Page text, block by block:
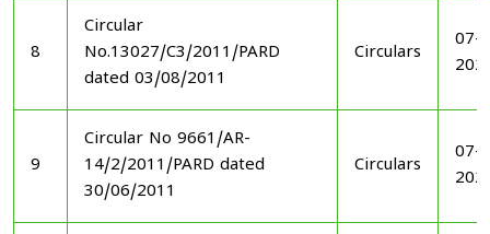
8
Circular
No.13027/C3/2011/PARD
dated 03/08/2011
Circulars
07-
9
Circular No 9661/AR-
14/2/2011/PARD dated
30/06/2011
Circulars
07-